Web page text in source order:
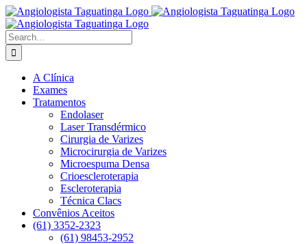
Skip
to
content
Search
for:
A Clínica
Exames
Tratamentos
Endolaser
Laser Transdérmico
Cirurgia de Varizes
Microcirurgia de Varizes
Microespuma Densa
Crioescleroterapia
Escleroterapia
Técnica Clacs
Convênios Aceitos
(61) 3352-2323
(61) 98453-2952